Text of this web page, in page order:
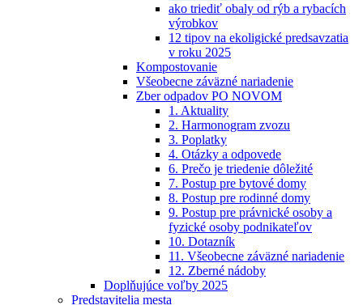
ako triediť obaly od rýb a rybacích
výrobkov
12 tipov na ekoligické predsavzatia
v roku 2025
Kompostovanie
Všeobecne záväzné nariadenie
Zber odpadov PO NOVOM
1. Aktuality
2. Harmonogram zvozu
3. Poplatky
4. Otázky a odpovede
6. Prečo je triedenie dôležité
7. Postup pre bytové domy
8. Postup pre rodinné domy
9. Postup pre právnické osoby a
fyzické osoby podnikateľov
10. Dotazník
11. Všeobecne záväzné nariadenie
12. Zberné nádoby
Doplňujúce voľby 2025
Predstavitelia mesta